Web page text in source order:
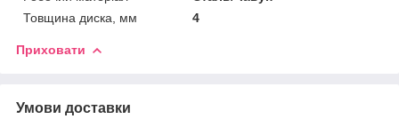
Товщина диска, мм
4
Приховати
Умови доставки